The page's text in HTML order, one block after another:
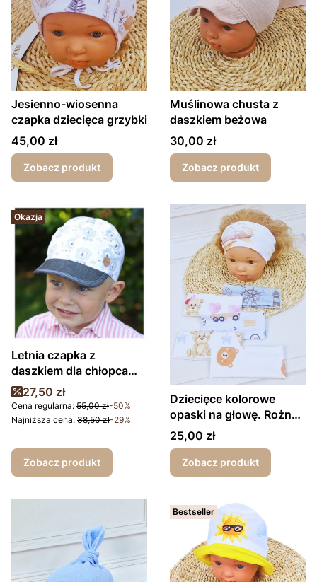
Jesienno-wiosenna
czapka dziecięca grzybki
Cena
45,00 zł
Zobacz produkt
Muślinowa chusta z
daszkiem beżowa
Cena
30,00 zł
Zobacz produkt
Okazja
Letnia czapka z
daszkiem dla chłopca
LionCena promocyjna
27,50 zł
Cena regularna: 55,00 zł-50%
Najniższa cena: 38,50 zł-29%
Zobacz produkt
Dziecięce kolorowe
opaski na głowę. Rożne
wzory
Cena
25,00 zł
Zobacz produkt
Bestseller